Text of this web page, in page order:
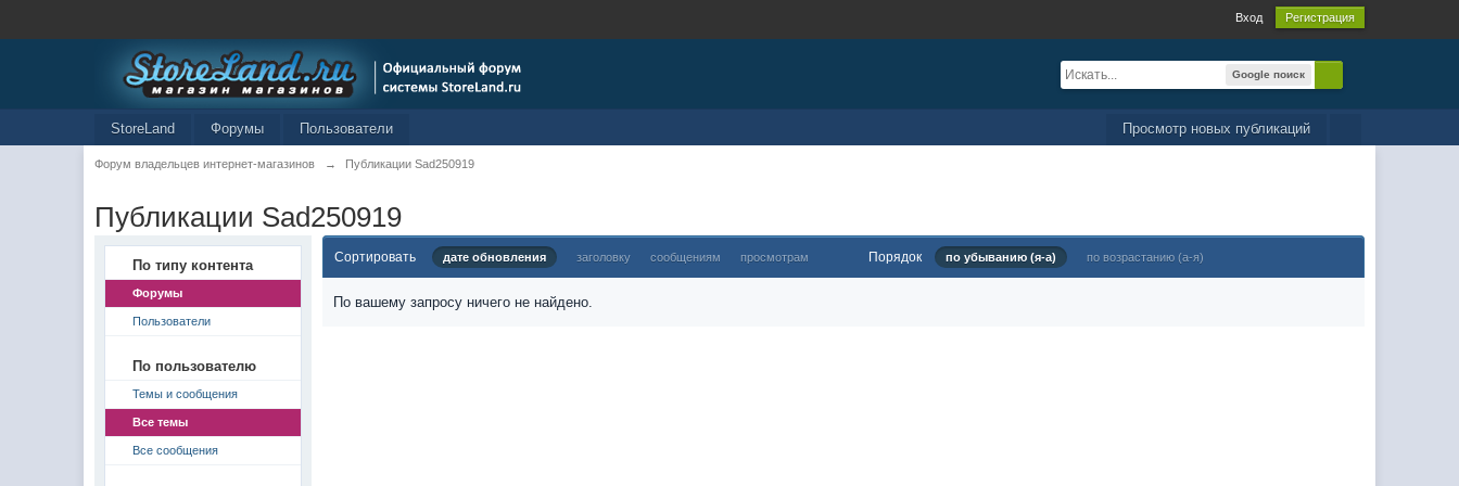
Вход Регистрация
Google поиск
Просмотр новых публикаций
StoreLand Форумы Пользователи
Форум владельцев интернет-магазинов → Публикации Sad250919
Публикации Sad250919
По типу контента
Форумы
Пользователи
По пользователю
Темы и сообщения
Все темы
Все сообщения
Сортировать дате обновления заголовку сообщениям просмотрам Порядок по убыванию (я-а) по возрастанию (а-я)
По вашему запросу ничего не найдено.